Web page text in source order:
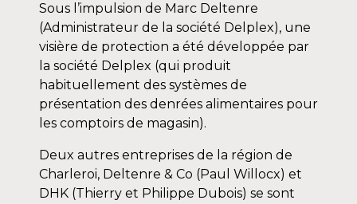
Sous l’impulsion de Marc Deltenre
(Administrateur de la société Delplex), une
visière de protection a été développée par
la société Delplex (qui produit
habituellement des systèmes de
présentation des denrées alimentaires pour
les comptoirs de magasin).
Deux autres entreprises de la région de
Charleroi, Deltenre & Co (Paul Willocx) et
DHK (Thierry et Philippe Dubois) se sont